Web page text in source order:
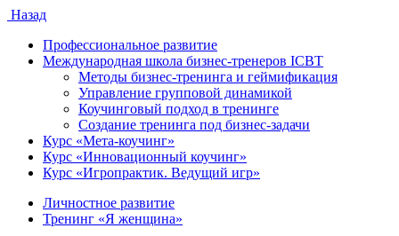
Назад
Профессиональное развитие
Международная школа бизнес-тренеров ICBT
Методы бизнес-тренинга и геймификация
Управление групповой динамикой
Коучинговый подход в тренинге
Создание тренинга под бизнес-задачи
Курс «Мета-коучинг»
Курс «Инновационный коучинг»
Курс «Игропрактик. Ведущий игр»
Личностное развитие
Тренинг «Я женщина»